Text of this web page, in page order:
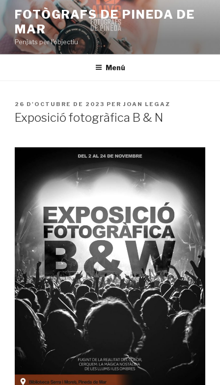
al
contingut
FOTÒGRAFS DE PINEDA DE
MAR
Penjats per l'objectiu
Menú
PUBLICAT
A
26 D'OCTUBRE DE 2023 PER JOAN LEGAZ
Exposició fotogràfica B & N